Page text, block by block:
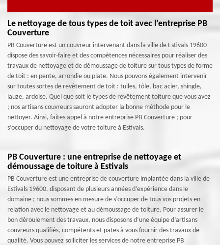
Le nettoyage de tous types de toit avec l’entreprise PB
Couverture
PB Couverture est un couvreur intervenant dans la ville de Estivals 19600
dispose des savoir-faire et des compétences nécessaires pour réaliser des
travaux de nettoyage et de démoussage de toiture sur tous types de forme
de toit : en pente, arrondie ou plate. Nous pouvons également intervenir
sur toutes sortes de revêtement de toit : tuiles, tôle, bac acier, shingle,
lauze, ardoise. Quel que soit le types de revêtement toiture que vous avez
; nos artisans couvreurs sauront adopter la bonne méthode pour le
nettoyer. Ainsi, faites appel à notre entreprise PB Couverture ; pour
s’occuper du nettoyage de votre toiture à Estivals.
PB Couverture : une entreprise de nettoyage et
démoussage de toiture à Estivals
PB Couverture est une entreprise de couverture implantée dans la ville de
Estivals 19600, disposant de plusieurs années d’expérience dans le
domaine ; nous sommes en mesure de s’occuper de tous vos projets en
relation avec le nettoyage et au démoussage de toiture. Pour assurer le
bon déroulement des travaux, nous disposons d’une équipe d’artisans
couvreurs qualifiés, compétents et pates à vous fournir des travaux de
qualité. Vous pouvez solliciter les services de notre entreprise PB